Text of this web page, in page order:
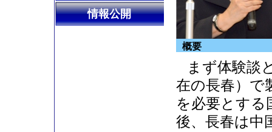
情報公開
概要
まず体験談
在の長春）で
を必要とする
後、長春は中